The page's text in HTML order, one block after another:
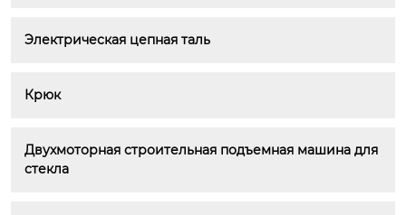
Электрическая цепная таль
Крюк
Двухмоторная строительная подъемная машина для
стекла